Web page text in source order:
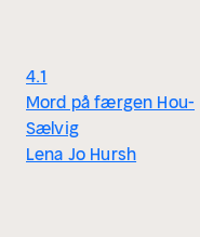
4.1
Mord på færgen Hou-
Sælvig
Lena Jo Hursh